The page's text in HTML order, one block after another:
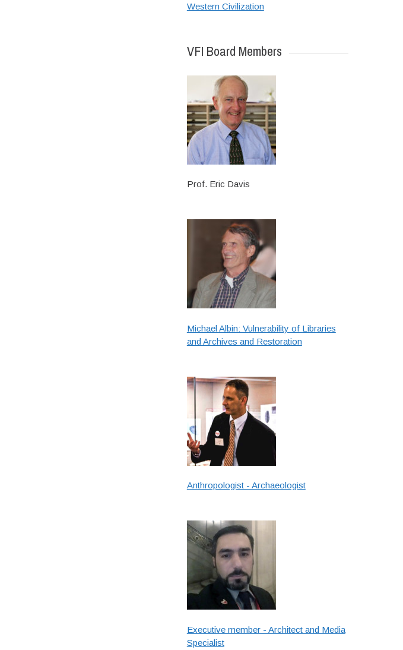
Western Civilization
VFI Board Members
Prof. Eric Davis
Michael Albin: Vulnerability of Libraries
and Archives and Restoration
Anthropologist - Archaeologist
Executive member - Architect and Media
Specialist